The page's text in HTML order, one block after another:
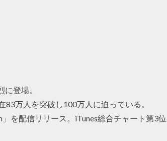
登場。
万人を突破し100万人に迫っている。
を配信リリース。iTunes総合チャート第3位